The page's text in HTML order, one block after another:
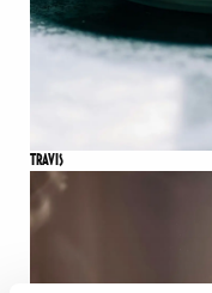
TRAVIS